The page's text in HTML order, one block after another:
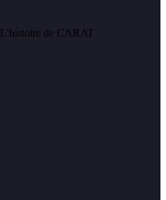
L'histoire de CARAT